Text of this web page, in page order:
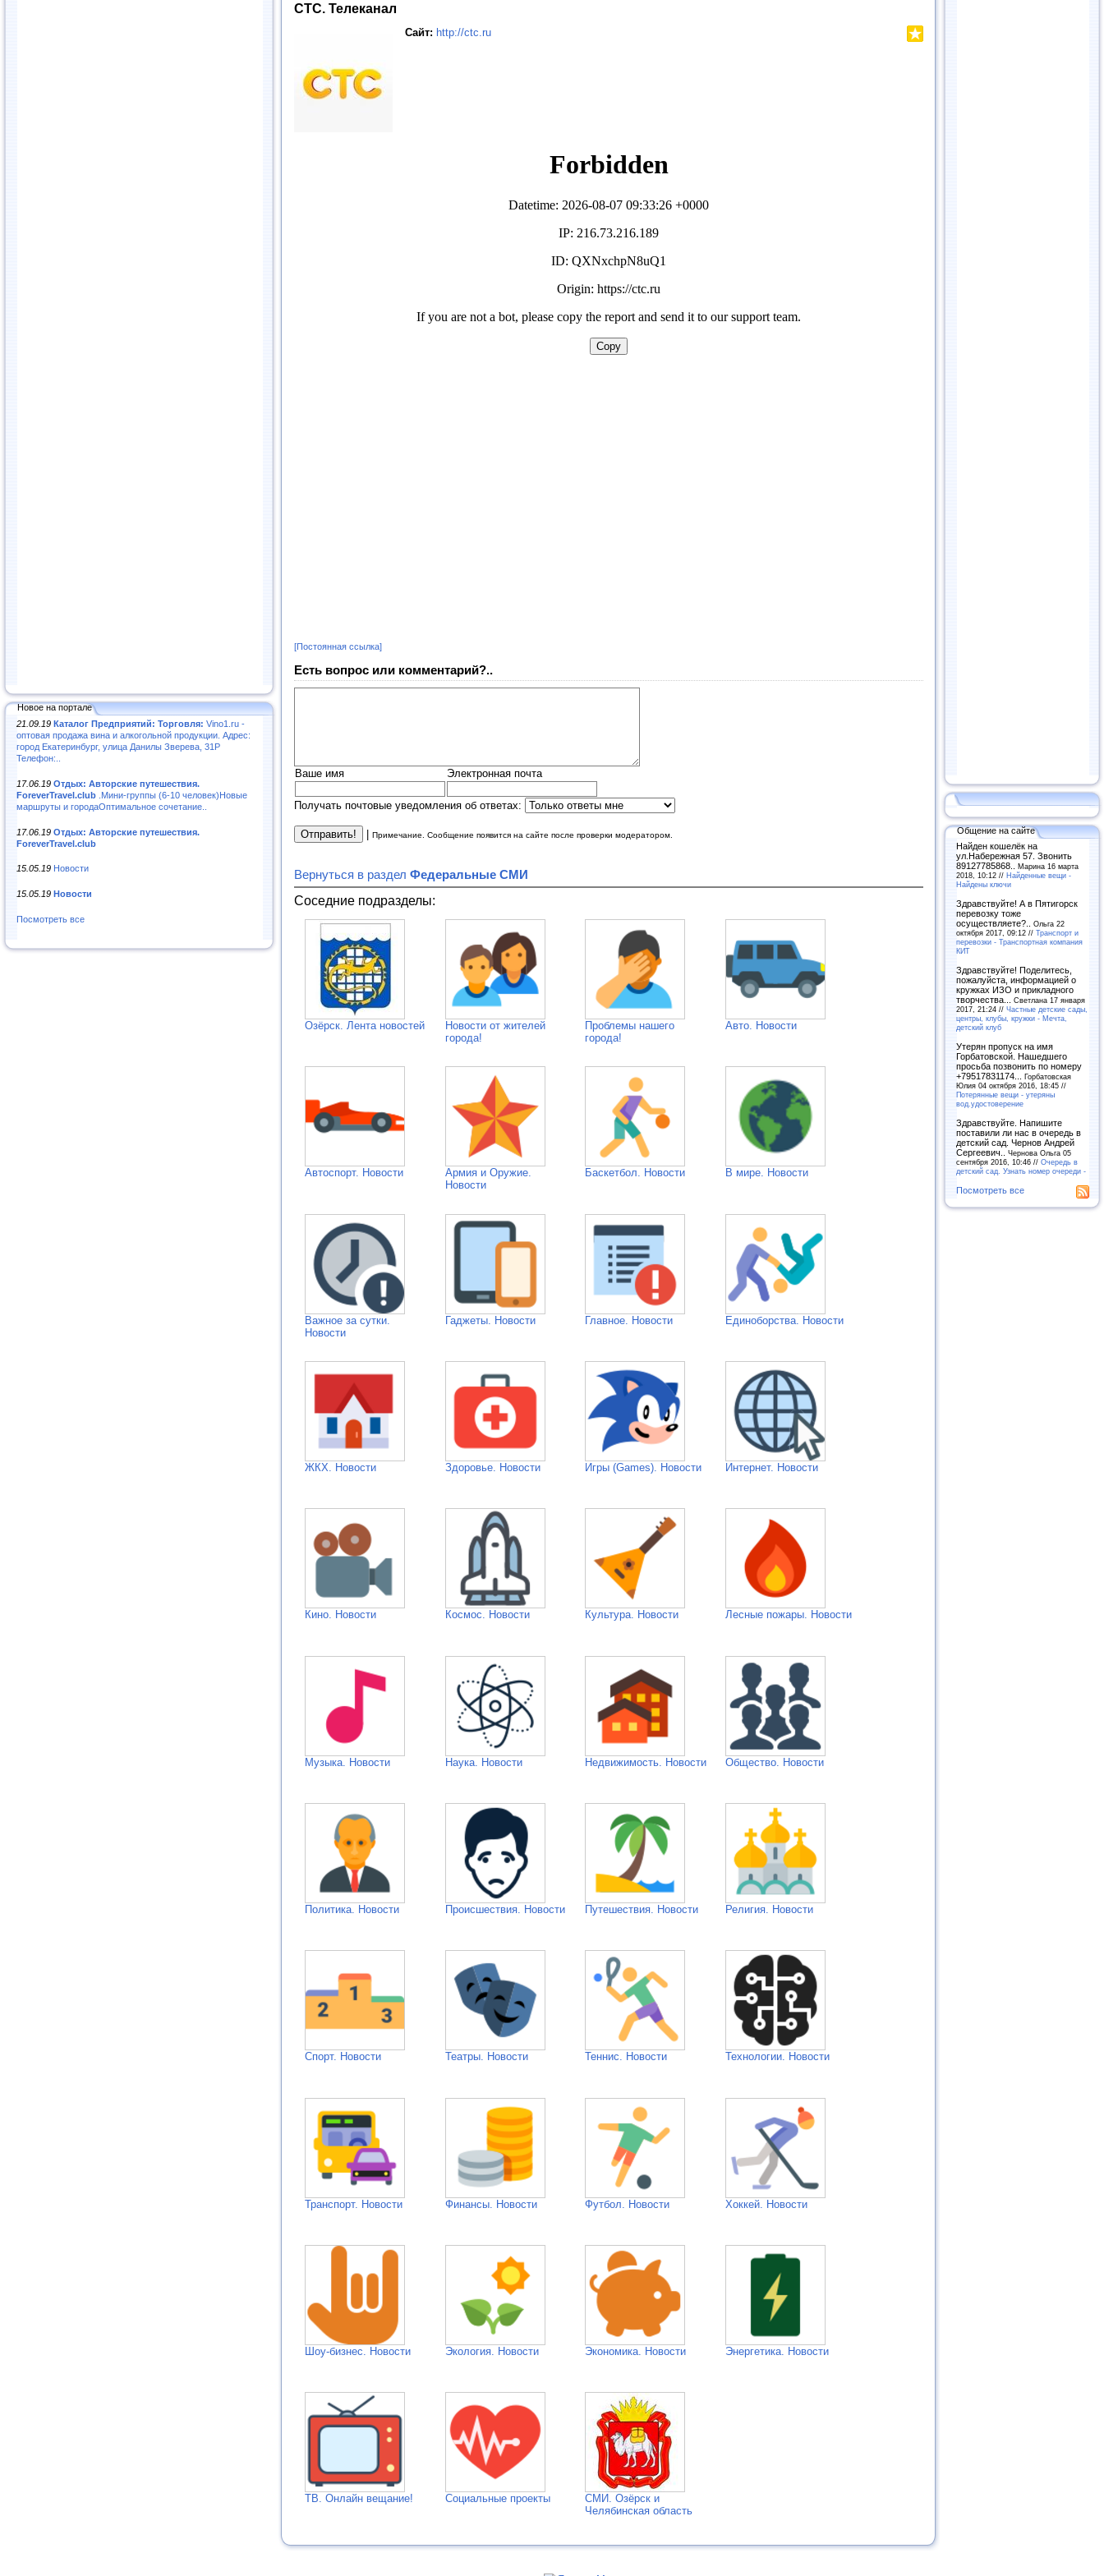
Новое на портале
21.09.19 Каталог Предприятий: Торговля: Vino1.ru -
оптовая продажа вина и алкогольной продукции. Адрес:
город Екатеринбург, улица Данилы Зверева, 31Р
Телефон:..
17.06.19 Отдых: Авторские путешествия.
ForeverTravel.club .Мини-группы (6-10 человек)Новые
маршруты и городаОптимальное сочетание..
17.06.19 Отдых: Авторские путешествия.
ForeverTravel.club
15.05.19 Новости
15.05.19 Новости
Посмотреть все
СТС. Телеканал
Сайт: http://ctc.ru
[Постоянная ссылка]
Есть вопрос или комментарий?..
Ваше имя Электронная почта
Получать почтовые уведомления об ответах:
Примечание. Сообщение появится на сайте после проверки модератором.
Вернуться в раздел Федеральные СМИ
Соседние подразделы:
Озёрск. Лента новостей
Новости от жителей
города!
Проблемы нашего
города!
Авто. Новости
Автоспорт. Новости
Армия и Оружие.
Новости
Баскетбол. Новости В мире. Новости
Важное за сутки.
Новости
Гаджеты. Новости Главное. Новости Единоборства. Новости
ЖКХ. Новости Здоровье. Новости Игры (Games). Новости Интернет. Новости
Кино. Новости Космос. Новости Культура. Новости Лесные пожары. Новости
Музыка. Новости Наука. Новости Недвижимость. Новости Общество. Новости
Политика. Новости Происшествия. Новости Путешествия. Новости Религия. Новости
Спорт. Новости Театры. Новости Теннис. Новости Технологии. Новости
Транспорт. Новости Финансы. Новости Футбол. Новости Хоккей. Новости
Шоу-бизнес. Новости Экология. Новости Экономика. Новости Энергетика. Новости
ТВ. Онлайн вещание! Социальные проекты
СМИ. Озёрск и
Челябинская область
Общение на сайте
Найден кошелёк на
ул.Набережная 57. Звонить
89127785868.. Марина 16 марта
2018, 10:12 // Найденные вещи -
Найдены ключи
Здравствуйте! А в Пятигорск
перевозку тоже
осуществляете?.. Ольга 22
октября 2017, 09:12 // Транспорт и
перевозки - Транспортная компания
КИТ
Здравствуйте! Поделитесь,
пожалуйста, информацией о
кружках ИЗО и прикладного
творчества... Светлана 17 января
2017, 21:24 // Частные детские сады,
центры, клубы, кружки - Мечта,
детский клуб
Утерян пропуск на имя
Горбатовской. Нашедшего
просьба позвонить по номеру
+79517831174... Горбатовская
Юлия 04 октября 2016, 18:45 //
Потерянные вещи - утеряны
вод.удостоверение
Здравствуйте. Напишите
поставили ли нас в очередь в
детский сад. Чернов Андрей
Сергеевич.. Чернова Ольга 05
сентября 2016, 10:46 // Очередь в
детский сад. Узнать номер очереди -
Посмотреть все